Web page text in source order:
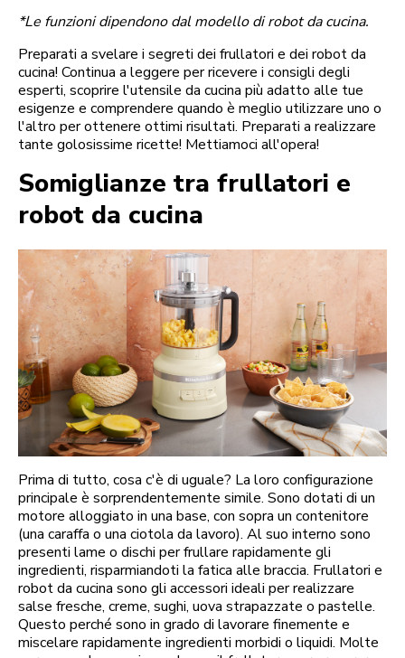
*Le funzioni dipendono dal modello di robot da cucina.
Preparati a svelare i segreti dei frullatori e dei robot da
cucina! Continua a leggere per ricevere i consigli degli
esperti, scoprire l'utensile da cucina più adatto alle tue
esigenze e comprendere quando è meglio utilizzare uno o
l'altro per ottenere ottimi risultati. Preparati a realizzare
tante golosissime ricette! Mettiamoci all'opera!
Somiglianze tra frullatori e
robot da cucina
Prima di tutto, cosa c'è di uguale? La loro configurazione
principale è sorprendentemente simile. Sono dotati di un
motore alloggiato in una base, con sopra un contenitore
(una caraffa o una ciotola da lavoro). Al suo interno sono
presenti lame o dischi per frullare rapidamente gli
ingredienti, risparmiandoti la fatica alle braccia. Frullatori e
robot da cucina sono gli accessori ideali per realizzare
salse fresche, creme, sughi, uova strapazzate o pastelle.
Questo perché sono in grado di lavorare finemente e
miscelare rapidamente ingredienti morbidi o liquidi. Molte